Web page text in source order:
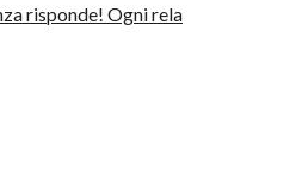
risponde! Ogni rela